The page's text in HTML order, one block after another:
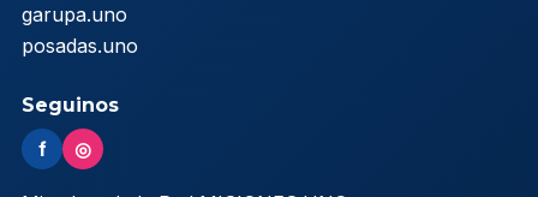
garupa.uno
posadas.uno
Seguinos
f ◎